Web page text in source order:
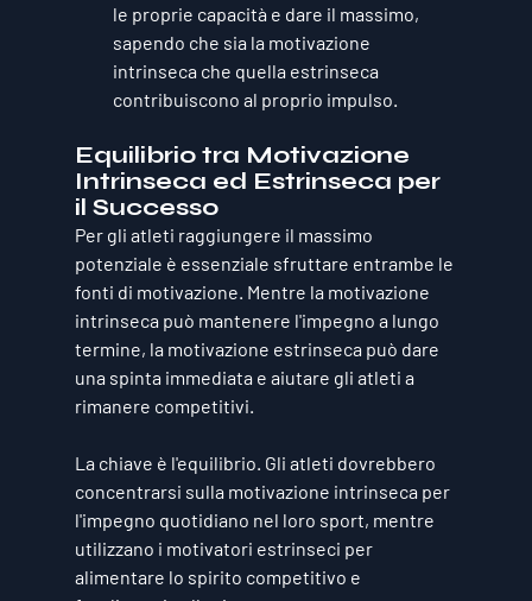
le proprie capacità e dare il massimo,
sapendo che sia la motivazione
intrinseca che quella estrinseca
contribuiscono al proprio impulso.
Equilibrio tra Motivazione
Intrinseca ed Estrinseca per
il Successo
Per gli atleti raggiungere il massimo
potenziale è essenziale sfruttare entrambe le
fonti di motivazione. Mentre la motivazione
intrinseca può mantenere l'impegno a lungo
termine, la motivazione estrinseca può dare
una spinta immediata e aiutare gli atleti a
rimanere competitivi.
La chiave è l'equilibrio . Gli atleti dovrebbero
concentrarsi sulla motivazione intrinseca per
l'impegno quotidiano nel loro sport, mentre
utilizzano i motivatori estrinseci per
alimentare lo spirito competitivo e